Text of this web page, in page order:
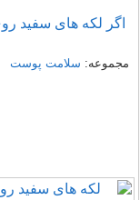
اگر لکه های سفید
مجموعه: سلامت پوست